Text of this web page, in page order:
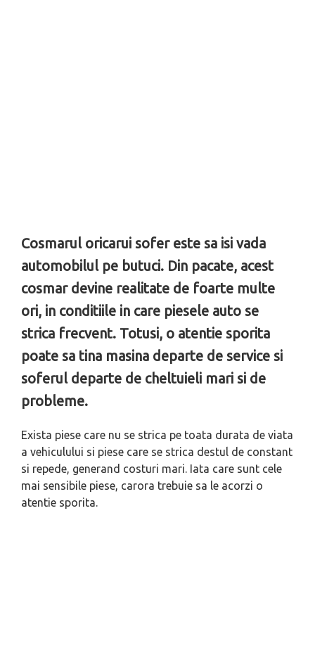
Cosmarul oricarui sofer este sa isi vada
automobilul pe butuci. Din pacate, acest
cosmar devine realitate de foarte multe
ori, in conditiile in care piesele auto se
strica frecvent. Totusi, o atentie sporita
poate sa tina masina departe de service si
soferul departe de cheltuieli mari si de
probleme.
Exista piese care nu se strica pe toata durata de viata
a vehiculului si piese care se strica destul de constant
si repede, generand costuri mari. Iata care sunt cele
mai sensibile piese, carora trebuie sa le acorzi o
atentie sporita.